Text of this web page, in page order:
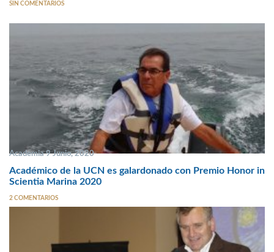
SIN COMENTARIOS
Academia 9 Junio, 2020
Académico de la UCN es galardonado con Premio Honor in
Scientia Marina 2020
2 COMENTARIOS